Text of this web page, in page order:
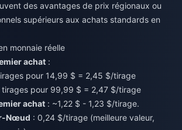
des avantages de prix régionaux ou
supérieurs aux achats standards en
monnaie réelle
achat :
pour 14,99 $ = 2,45 $/tirage
pour 99,99 $ = 2,47 $/tirage
achat : ~1,22 $ - 1,23 $/tirage.
Nœud : 0,24 $/tirage (meilleure valeur,